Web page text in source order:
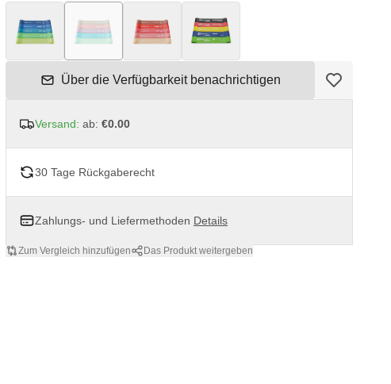
Über die Verfügbarkeit benachrichtigen
Versand: ab: €0.00
30 Tage Rückgaberecht
Zahlungs- und Liefermethoden Details
Zum Vergleich hinzufügen Das Produkt weitergeben